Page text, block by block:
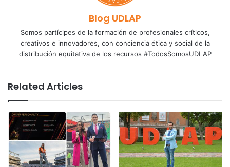
Blog UDLAP
Somos partícipes de la formación de profesionales críticos,
creativos e innovadores, con conciencia ética y social de la
distribución equitativa de los recursos #TodosSomosUDLAP
Related Articles